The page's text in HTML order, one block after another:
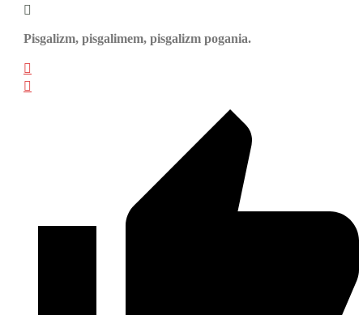
Pisgalizm, pisgalimem, pisgalizm pogania.